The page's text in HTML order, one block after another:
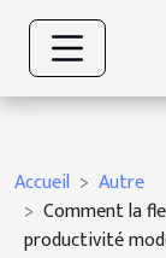
Accueil
Autre
Comment la
productivité